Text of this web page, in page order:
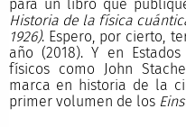
para un libro que
Historia de la física
1926). Espero, por cierto,
año (2018). Y en
físicos como John
marca en historia de la
primer volumen de los